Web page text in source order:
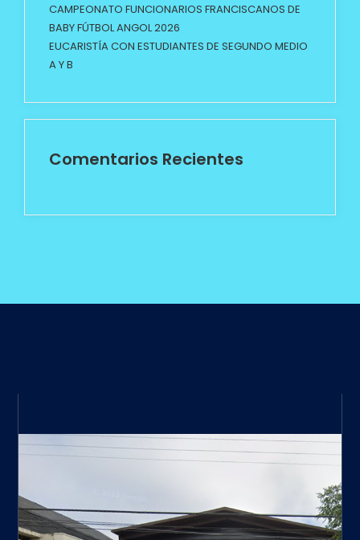
CAMPEONATO FUNCIONARIOS FRANCISCANOS DE
BABY FÚTBOL ANGOL 2026
EUCARISTÍA CON ESTUDIANTES DE SEGUNDO MEDIO
A Y B
Comentarios Recientes